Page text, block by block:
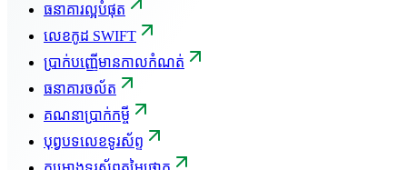
ធនាគារល្អបំផុត
លេខកូដ SWIFT
ប្រាក់បញ្ញើមានកាលកំណត់
ធនាគារចល័ត
គណនាប្រាក់កម្ចី
បុព្វបទលេខទូរស័ព្ទ